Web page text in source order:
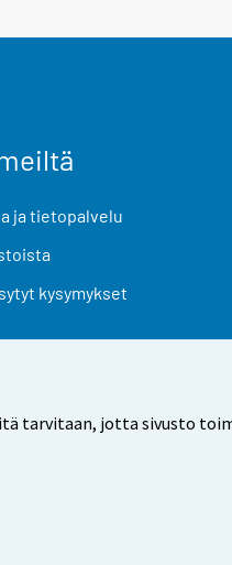
tarvitaan, jotta sivusto
ja tietopalvelu
kysymykset